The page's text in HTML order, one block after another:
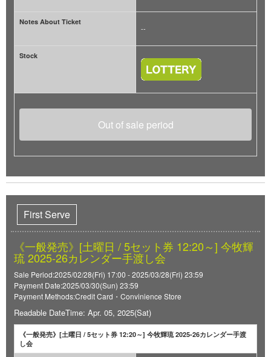
Notes About Ticket
--
Stock
Out of sale period
First Serve
《一般発売》[土曜日 / 5セット券 12:20～] 今牧輝
琉 2025-26カレンダー手渡し会
Sale Period:2025/02/28(Fri) 17:00 - 2025/03/28(Fri) 23:59
Payment Date:2025/03/30(Sun) 23:59
Payment Methods:Credit Card・Convinience Store
Readable DateTime: Apr. 05, 2025(Sat)
《一般発売》[土曜日 / 5セット券 12:20～] 今牧輝琉 2025-26カレンダー手渡
し会